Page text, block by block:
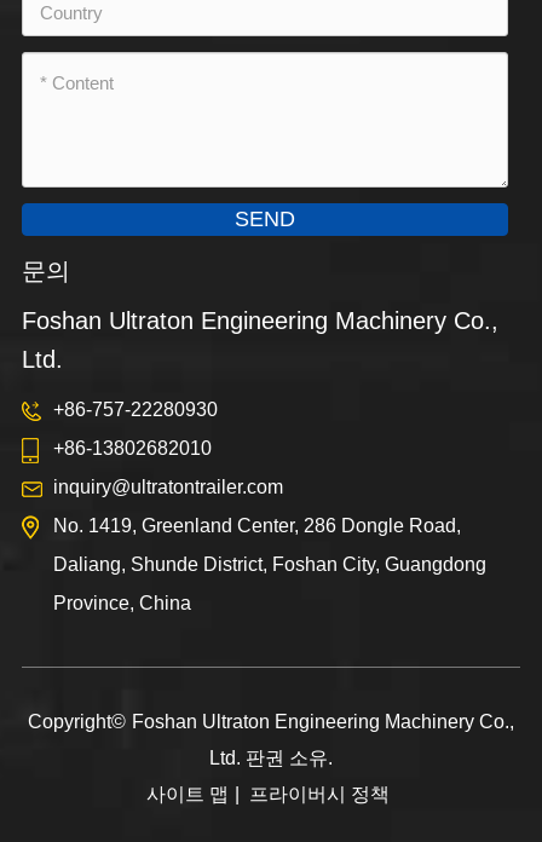
SEND
문의
Foshan Ultraton Engineering Machinery Co.,
Ltd.
+86-757-22280930
+86-13802682010
inquiry@ultratontrailer.com
No. 1419, Greenland Center, 286 Dongle Road,
Daliang, Shunde District, Foshan City, Guangdong
Province, China
Copyright© Foshan Ultraton Engineering Machinery Co.,
Ltd. 판권 소유.
사이트 맵
프라이버시 정책